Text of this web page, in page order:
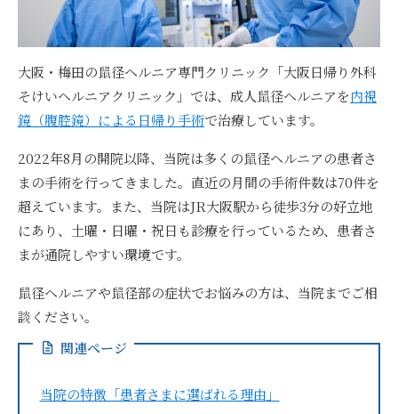
大阪・梅田の鼠径ヘルニア専門クリニック「大阪日帰り外科
そけいヘルニアクリニック」では、成人鼠径ヘルニアを内視
鏡（腹腔鏡）による日帰り手術で治療しています。
2022年8月の開院以降、当院は多くの鼠径ヘルニアの患者さ
まの手術を行ってきました。直近の月間の手術件数は70件を
超えています。また、当院はJR大阪駅から徒歩3分の好立地
にあり、土曜・日曜・祝日も診療を行っているため、患者さ
まが通院しやすい環境です。
鼠径ヘルニアや鼠径部の症状でお悩みの方は、当院までご相
談ください。
関連ページ
当院の特徴「患者さまに選ばれる理由」